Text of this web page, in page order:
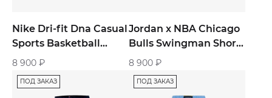
Nike Dri-fit Dna Casual
Sports Basketball
Shorts «Grey»
8 900 ₽
Jordan x NBA Chicago
Bulls Swingman Shorts
«Black»
8 900 ₽
ПОД ЗАКАЗ ПОД ЗАКАЗ